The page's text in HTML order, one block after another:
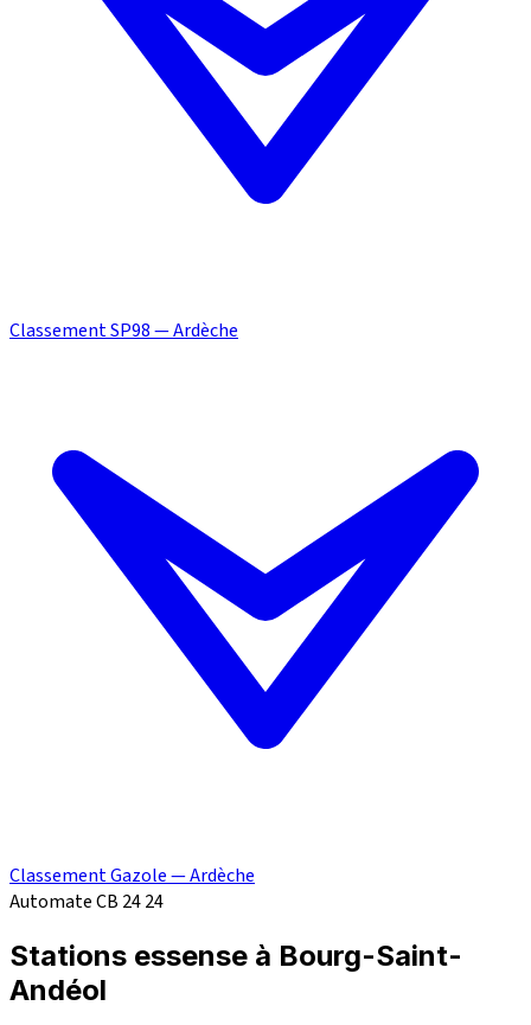
Classement SP98 — Ardèche
Classement Gazole — Ardèche
Automate CB 2424
Stations essense à Bourg-Saint-
Andéol